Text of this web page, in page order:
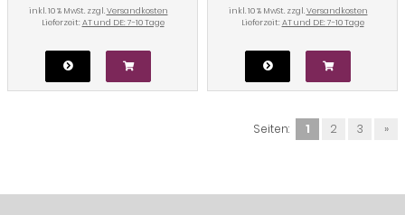
inkl. 10 % MwSt. zzgl.Versandkosten
Lieferzeit: AT und DE: 7-10 Tage
inkl. 10 % MwSt. zzgl.Versandkosten
Lieferzeit: AT und DE: 7-10 Tage
Seiten: 1 2 3 »